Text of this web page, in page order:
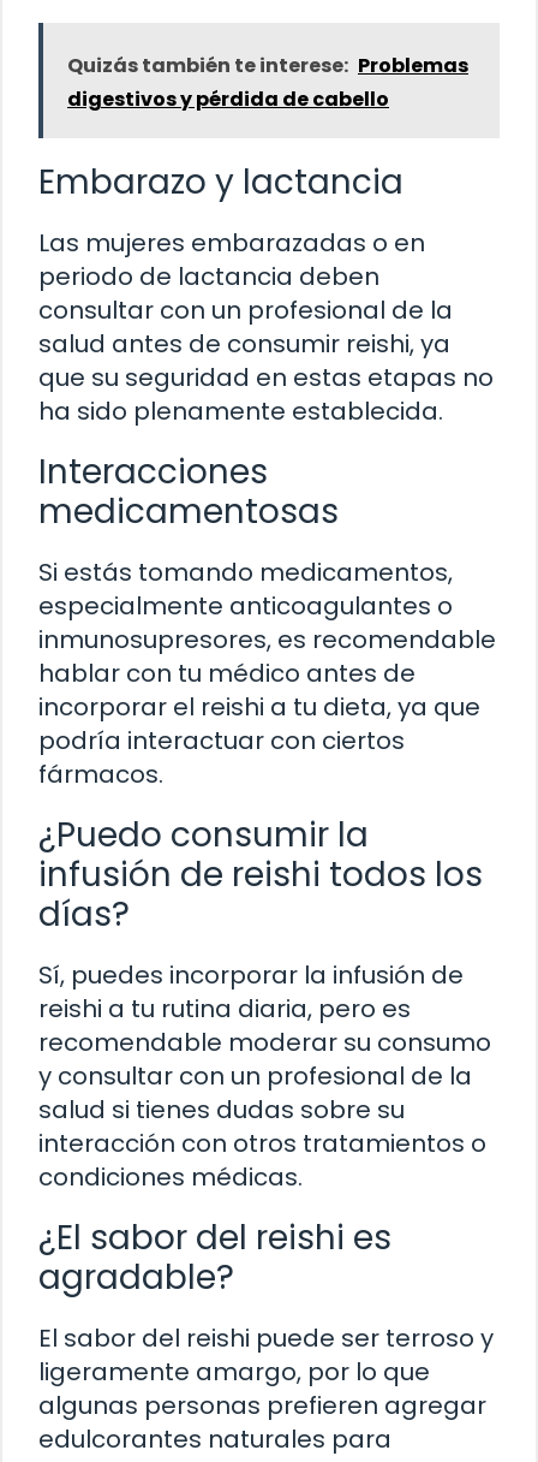
Quizás también te interese: Problemas
digestivos y pérdida de cabello
Embarazo y lactancia
Las mujeres embarazadas o en
periodo de lactancia deben
consultar con un profesional de la
salud antes de consumir reishi, ya
que su seguridad en estas etapas no
ha sido plenamente establecida.
Interacciones
medicamentosas
Si estás tomando medicamentos,
especialmente anticoagulantes o
inmunosupresores, es recomendable
hablar con tu médico antes de
incorporar el reishi a tu dieta, ya que
podría interactuar con ciertos
fármacos.
¿Puedo consumir la
infusión de reishi todos los
días?
Sí, puedes incorporar la infusión de
reishi a tu rutina diaria, pero es
recomendable moderar su consumo
y consultar con un profesional de la
salud si tienes dudas sobre su
interacción con otros tratamientos o
condiciones médicas.
¿El sabor del reishi es
agradable?
El sabor del reishi puede ser terroso y
ligeramente amargo, por lo que
algunas personas prefieren agregar
edulcorantes naturales para